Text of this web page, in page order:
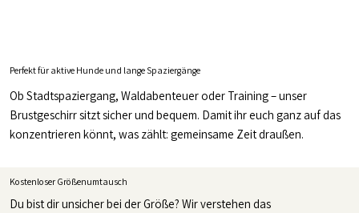
Perfekt für aktive Hunde und lange Spaziergänge
Ob Stadtspaziergang, Waldabenteuer oder Training – unser
Brustgeschirr sitzt sicher und bequem. Damit ihr euch ganz auf das
konzentrieren könnt, was zählt: gemeinsame Zeit draußen.
Kostenloser Größenumtausch
Du bist dir unsicher bei der Größe? Wir verstehen das